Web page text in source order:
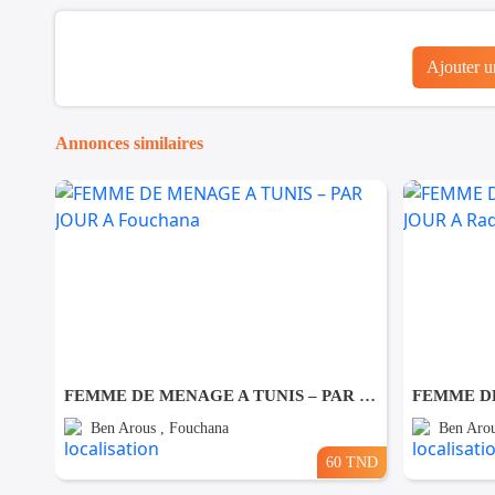
Ajouter
Annonces similaires
FEMME DE MENAGE A TUNIS – PAR JOUR A Fouchana
Ben Arous , Fouchana
60 TND
Ben